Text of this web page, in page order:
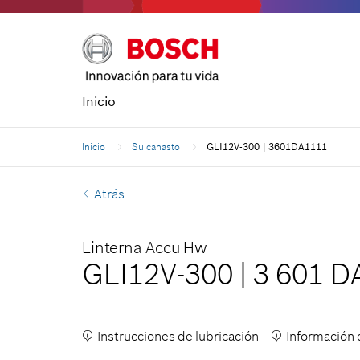
Inicio
Inicio Su canasto GLI12V-300 | 3601DA1111
Atrás
Linterna Accu Hw
GLI12V-300 | 3 601
Instrucciones de lubricación Información